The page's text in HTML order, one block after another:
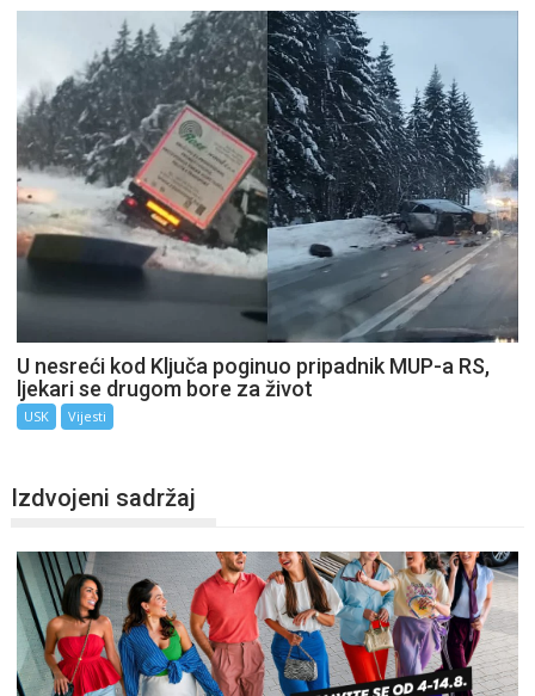
U nesreći kod Ključa poginuo pripadnik MUP-a RS,
ljekari se drugom bore za život
USK Vijesti
Izdvojeni sadržaj